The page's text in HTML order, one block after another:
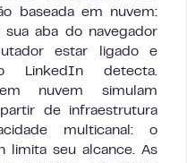
baseada em nuvem:
aba do navegador
estar ligado e
LinkedIn detecta.
nuvem simulam
de infraestrutura
multicanal: o
limita seu alcance. As